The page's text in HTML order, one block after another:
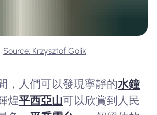
Source: Krzysztof Golik
，人們可以發現寧靜的水鐘
煌平西亞山可以欣賞到人民